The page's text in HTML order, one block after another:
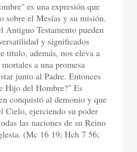
es una expresión que
sobre el Mesías y su misión.
Antiguo Testamento pueden
y significados
título, además, nos eleva a
a una promesa
junto al Padre. Entonces
Hijo del Hombre?" Es
conquistó al demonio y que
Cielo, ejerciendo su poder
las naciones de su Reino
(Mc 16 19; Hch 7 56;